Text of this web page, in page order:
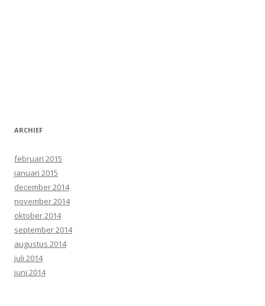
ARCHIEF
februari 2015
januari 2015
december 2014
november 2014
oktober 2014
september 2014
augustus 2014
juli 2014
juni 2014